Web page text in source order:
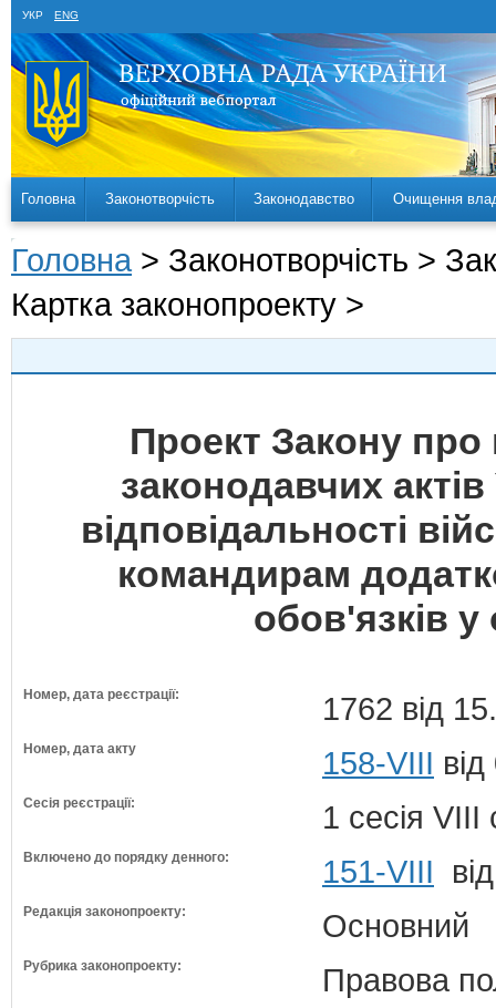
УКР ENG
Головна Законотворчість Законодавство Очищення
Головна > Законотворчість >
Картка законопроекту >
Проект Закону про
законодавчих
відповідальності
командирам
обов'язків
Номер, дата реєстрації: 1762 від
Номер, дата акту 158-VIII
Сесія реєстрації: 1 сесія VIII
Включено до порядку денного: 151-VIII
Редакція законопроекту: Основний
Рубрика законопроекту: Правова